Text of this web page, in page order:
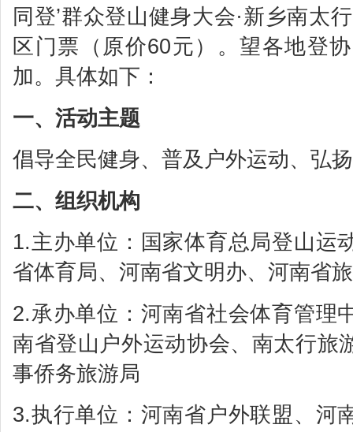
同登’群众登山健身大会·新乡南太
区门票（原价60元）。望各地登
加。具体如下：
一、活动主题
倡导全民健身、普及户外运动、弘
二、组织机构
1.主办单位：国家体育总局登山运
省体育局、河南省文明办、河南省
2.承办单位：河南省社会体育管理
南省登山户外运动协会、南太行旅
事侨务旅游局
3.执行单位：河南省户外联盟、河